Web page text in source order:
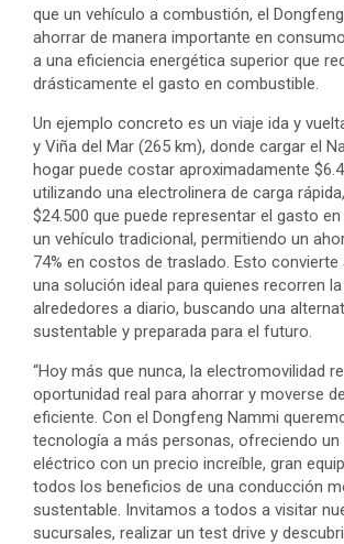
que un vehículo a combustión, el
ahorrar de manera importante en
a una eficiencia energética superior que
drásticamente el gasto en combustible.
Un ejemplo concreto es un viaje ida y
y Viña del Mar (265 km), donde cargar el
hogar puede costar aproximadamente
utilizando una electrolinera de carga
$24.500 que puede representar el gasto
un vehículo tradicional, permitiendo un
74% en costos de traslado. Esto convierte
una solución ideal para quienes recorren
alrededores a diario, buscando una
sustentable y preparada para el futuro.
“Hoy más que nunca, la electromovilidad
oportunidad real para ahorrar y moverse
eficiente. Con el Dongfeng Nammi
tecnología a más personas, ofreciendo un
eléctrico con un precio increíble, gran
todos los beneficios de una conducción
sustentable. Invitamos a todos a visitar
sucursales, realizar un test drive y